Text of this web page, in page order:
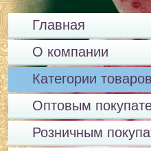
Главная
О компании
Категории товаров
Оптовым
Розничным